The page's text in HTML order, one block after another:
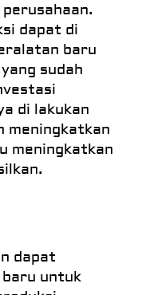
dapat di
baru
sudah
di lakukan
meningkatkan
meningkatkan
dapat
untuk